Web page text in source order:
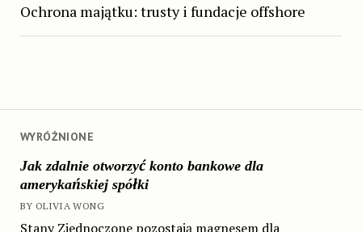
WYRÓŻNIONE
Jak zdalnie otworzyć konto bankowe dla
amerykańskiej spółki
BY OLIVIA WONG
Stany Zjednoczone pozostają magnesem dla
Ochrona majątku: trusty i fundacje offshore